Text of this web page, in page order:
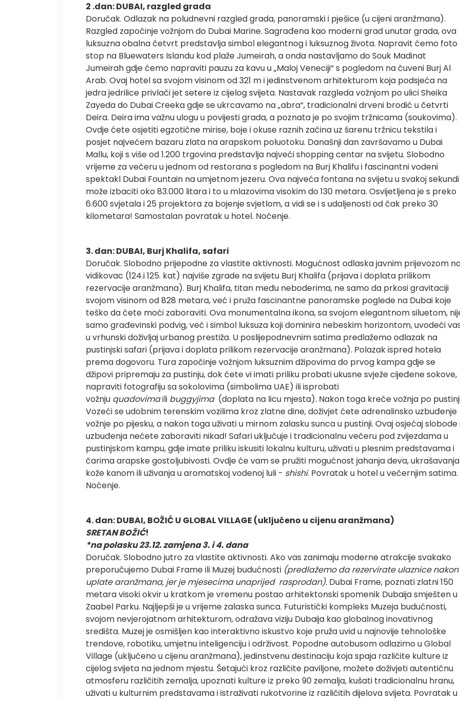
2 .dan: DUBAI, razgled grada
Doručak. Odlazak na poludnevni razgled grada, panoramski i pješice (u cijeni aranžmana).
Razgled započinje vožnjom do Dubai Marine. Sagrađena kao moderni grad unutar grada, ova
luksuzna obalna četvrt predstavlja simbol elegantnog i luksuznog života. Napravit ćemo foto
stop na Bluewaters Islandu kod plaže Jumeirah, a onda nastavljamo do Souk Madinat
Jumeirah gdje ćemo napraviti pauzu za kavu u „Maloj Veneciji“ s pogledom na čuveni Burj Al
Arab. Ovaj hotel sa svojom visinom od 321 m i jedinstvenom arhitekturom koja podsjeća na
jedra jedrilice privlači jet setere iz cijelog svijeta. Nastavak razgleda vožnjom po ulici Sheika
Zayeda do Dubai Creeka gdje se ukrcavamo na „abra“, tradicionalni drveni brodić u četvrti
Deira. Deira ima važnu ulogu u povijesti grada, a poznata je po svojim tržnicama (soukovima).
Ovdje ćete osjetiti egzotične mirise, boje i okuse raznih začina uz šarenu tržnicu tekstila i
posjet najvećem bazaru zlata na arapskom poluotoku. Današnji dan završavamo u Dubai
Mallu, koji s više od 1.200 trgovina predstavlja najveći shopping centar na svijetu. Slobodno
vrijeme za večeru u jednom od restorana s pogledom na Burj Khalifu i fascinantni vodeni
spektakl Dubai Fountain na umjetnom jezeru. Ova najveća fontana na svijetu u svakoj sekundi
može izbaciti oko 83.000 litara i to u mlazovima visokim do 130 metara. Osvijetljena je s preko
6.600 svjetala i 25 projektora za bojenje svjetlom, a vidi se i s udaljenosti od čak preko 30
kilometara! Samostalan povratak u hotel. Noćenje.
3. dan: DUBAI, Burj Khalifa, safari
Doručak. Slobodno prijepodne za vlastite aktivnosti. Mogućnost odlaska javnim prijevozom
vidikovac (124.i 125. kat) najviše zgrade na svijetu Burj Khalifa (prijava i doplata prilikom
rezervacije aranžmana). Burj Khalifa, titan među neboderima, ne samo da prkosi gravitaciji
svojom visinom od 828 metara, već i pruža fascinantne panoramske poglede na Dubai koje
teško da ćete moći zaboraviti. Ova monumentalna ikona, sa svojom elegantnom siluetom,
samo građevinski podvig, već i simbol luksuza koji dominira nebeskim horizontom, uvodeći
u vrhunski doživljaj urbanog prestiža. U poslijepodnevnim satima predlažemo odlazak na
pustinjski safari (prijava i doplata prilikom rezervacije aranžmana). Polazak ispred hotela
prema dogovoru. Tura započinje vožnjom luksuznim džipovima do prvog kampa gdje se
džipovi pripremaju za pustinju, dok ćete vi imati priliku probati ukusne svježe cijeđene sokove,
napraviti fotografiju sa sokolovima (simbolima UAE) ili isprobati
vožnju quadovimaili buggyjima (doplata na licu mjesta). Nakon toga kreće vožnja po
Vozeći se udobnim terenskim vozilima kroz zlatne dine, doživjet ćete adrenalinsko uzbuđenje
vožnje po pijesku, a nakon toga uživati u mirnom zalasku sunca u pustinji. Ovaj osjećaj slobode
uzbuđenja nećete zaboraviti nikad! Safari uključuje i tradicionalnu večeru pod zvijezdama u
pustinjskom kampu, gdje imate priliku iskusiti lokalnu kulturu, uživati u plesnim predstavama i
čarima arapske gostoljubivosti. Ovdje će vam se pružiti mogućnost jahanja deva, ukrašavanja
kože kanom ili uživanja u aromatskoj vodenoj luli - shishi. Povratak u hotel u večernjim satima.
Noćenje.
4. dan:DUBAI, BOŽIĆ U GLOBAL VILLAGE (uključeno u cijenu aranžmana)
SRETAN BOŽIĆ!
*na polasku 23.12. zamjena 3. i 4. dana
Doručak. Slobodno jutro za vlastite aktivnosti. Ako vas zanimaju moderne atrakcije svakako
preporučujemo Dubai Frame ili Muzej budućnosti (predlažemo da rezervirate ulaznice nakon
uplate aranžmana, jer je mjesecima unaprijed rasprodan). Dubai Frame, poznati zlatni 150
metara visoki okvir u kratkom je vremenu postao arhitektonski spomenik Dubaija smješten u
Zaabel Parku. Najljepši je u vrijeme zalaska sunca. Futuristički kompleks Muzeja budućnosti,
svojom nevjerojatnom arhitekturom, odražava viziju Dubaija kao globalnog inovativnog
središta. Muzej je osmišljen kao interaktivno iskustvo koje pruža uvid u najnovije tehnološke
trendove, robotiku, umjetnu inteligenciju i održivost. Popodne autobusom odlazimo u Global
Village (uključeno u cijenu aranžmana), jedinstvenu destinaciju koja spaja različite kulture iz
cijelog svijeta na jednom mjestu. Šetajući kroz različite paviljone, možete doživjeti autentičnu
atmosferu različitih zemalja, upoznati kulture iz preko 90 zemalja, kušati tradicionalnu hranu,
uživati u kulturnim predstavama i istraživati rukotvorine iz različitih dijelova svijeta. Povratak u